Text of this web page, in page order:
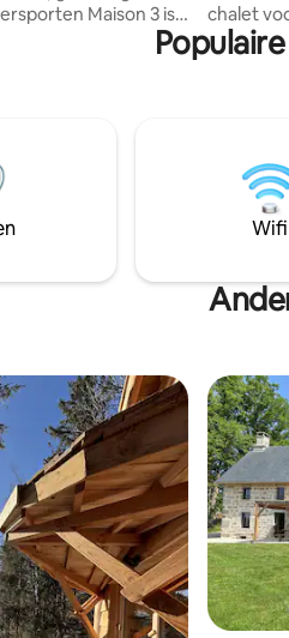
Maison 3 is
schuur in het
De accommodatie
parkeerplaats Er
aan de voor- en
Gratis snel
smart-tv met
chalet
groepen. Gelegen in de gemeente
Merlines
natuur,
centrum
Wifi